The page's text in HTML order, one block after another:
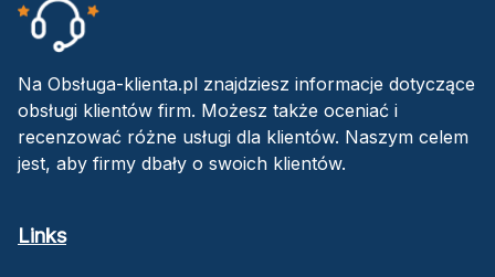
Na Obsługa-klienta.pl znajdziesz informacje dotyczące
obsługi klientów firm. Możesz także oceniać i
recenzować różne usługi dla klientów. Naszym celem
jest, aby firmy dbały o swoich klientów.
Links